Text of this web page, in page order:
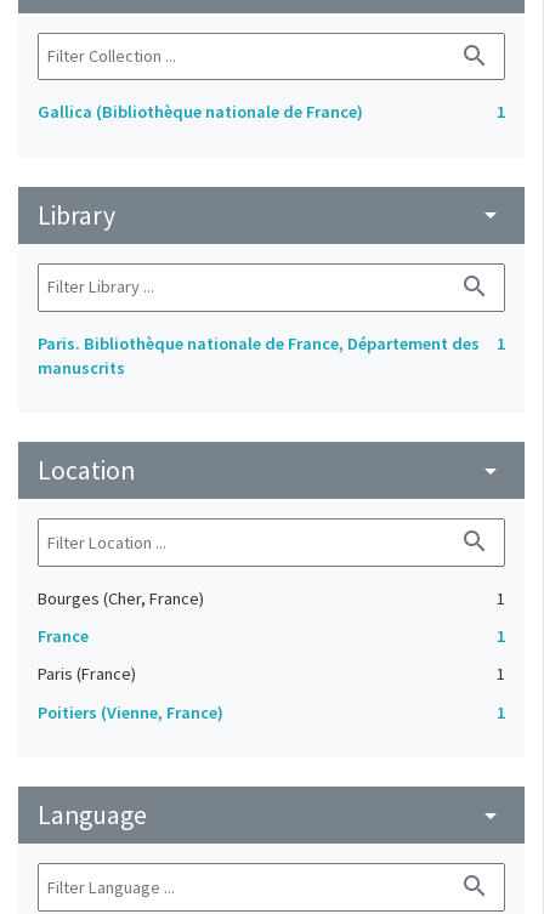
search
Gallica (Bibliothèque nationale de France) 1
Library arrow_drop_down
search
Paris. Bibliothèque nationale de France, Département des
manuscrits
1
Location arrow_drop_down
search
Bourges (Cher, France)
1
France
1
Paris (France)
1
Poitiers (Vienne, France)
1
Language arrow_drop_down
search